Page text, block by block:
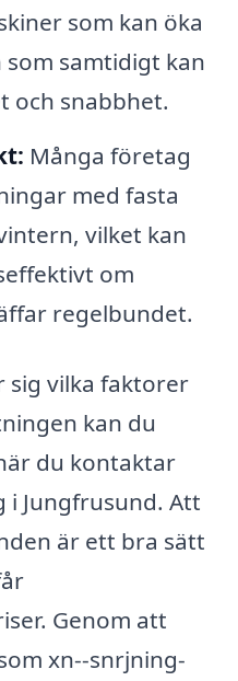
som kan öka
samtidigt kan
och snabbhet.
Många företag
med fasta
vilket kan
om
regelbundet.
sig vilka faktorer
kan du
du kontaktar
Jungfrusund. Att
är ett bra sätt
Genom att
xn--snrjning-